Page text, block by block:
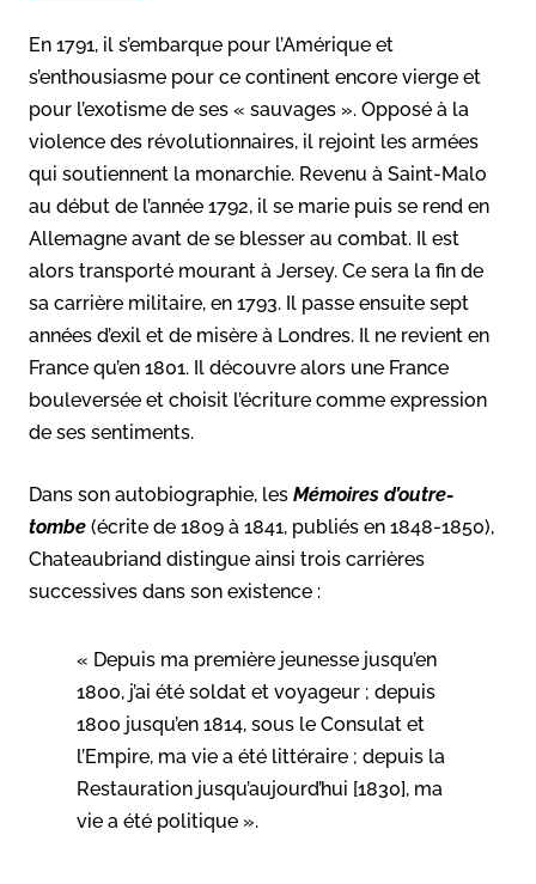
En 1791, il s’embarque pour l’Amérique et
s’enthousiasme pour ce continent encore vierge et
pour l’exotisme de ses « sauvages ». Opposé à la
violence des révolutionnaires, il rejoint les armées
qui soutiennent la monarchie. Revenu à Saint-Malo
au début de l’année 1792, il se marie puis se rend en
Allemagne avant de se blesser au combat. Il est
alors transporté mourant à Jersey. Ce sera la fin de
sa carrière militaire, en 1793. Il passe ensuite sept
années d’exil et de misère à Londres. Il ne revient en
France qu’en 1801. Il découvre alors une France
bouleversée et choisit l’écriture comme expression
de ses sentiments.
Dans son autobiographie, les Mémoires d’outre-
tombe (écrite de 1809 à 1841, publiés en 1848-1850),
Chateaubriand distingue ainsi trois carrières
successives dans son existence :
« Depuis ma première jeunesse jusqu’en
1800, j’ai été soldat et voyageur ; depuis
1800 jusqu’en 1814, sous le Consulat et
l’Empire, ma vie a été littéraire ; depuis la
Restauration jusqu’aujourd’hui [1830], ma
vie a été politique ».